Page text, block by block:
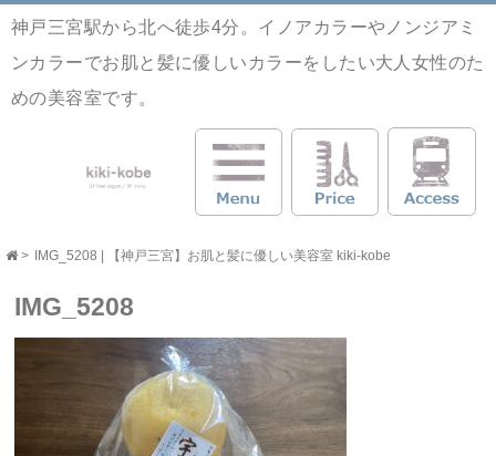
神戸三宮駅から北へ徒歩4分。イノアカラーやノンジアミ
ンカラーでお肌と髪に優しいカラーをしたい大人女性のた
めの美容室です。
> IMG_5208 | 【神戸三宮】お肌と髪に優しい美容室 kiki-kobe
IMG_5208